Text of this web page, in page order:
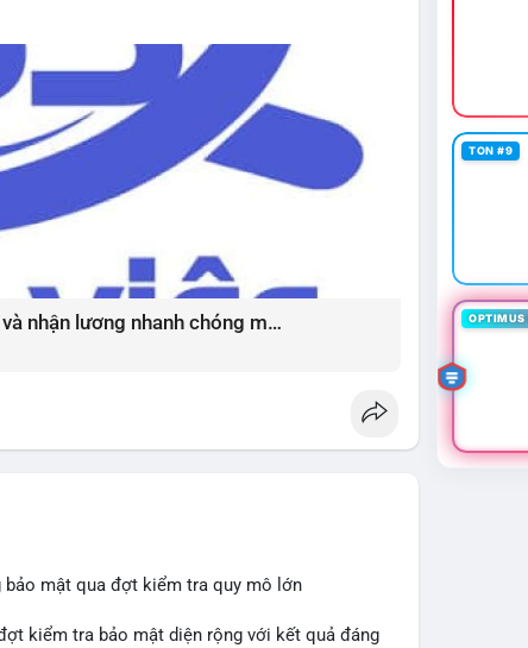
đang ở vùng tích lũy với thanh khoản dồi dào
tránh sử dụng đòn bẩy quá cao trong giai
cho các đồng coin chủ chốt như BTC và ETH có
Extreme Fear. Cần theo dõi sát diễn biến TVL
chiều.
#ethereuml2
Bí quyết chốt việc làm thời vụ uy tín và nhận lương nhanh chóng mỗi ngày ?
bảo mật qua đợt kiểm tra quy mô lớn
kiểm tra bảo mật diện rộng với kết quả đáng
TON #9
OPTIMUS